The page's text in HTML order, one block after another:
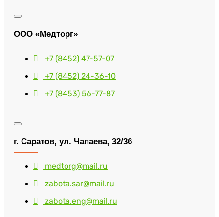
ООО «Медторг»
+7 (8452) 47-57-07
+7 (8452) 24-36-10
+7 (8453) 56-77-87
г. Саратов, ул. Чапаева, 32/36
medtorg@mail.ru
zabota.sar@mail.ru
zabota.eng@mail.ru